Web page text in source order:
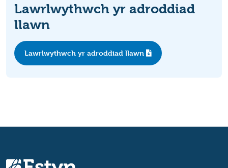
Lawrlwythwch yr adroddiad
llawn
Lawrlwythwch yr adroddiad llawn